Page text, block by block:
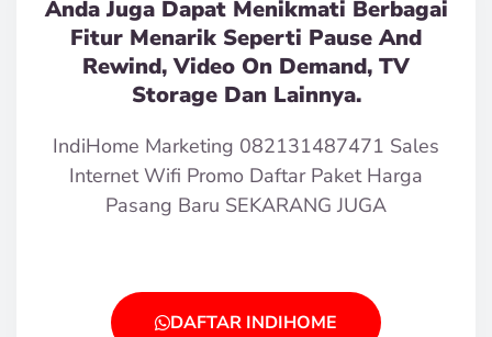
Anda Juga Dapat Menikmati Berbagai
Fitur Menarik Seperti Pause And
Rewind, Video On Demand, TV
Storage Dan Lainnya.
IndiHome Marketing 082131487471 Sales
Internet Wifi Promo Daftar Paket Harga
Pasang Baru SEKARANG JUGA
DAFTAR INDIHOME